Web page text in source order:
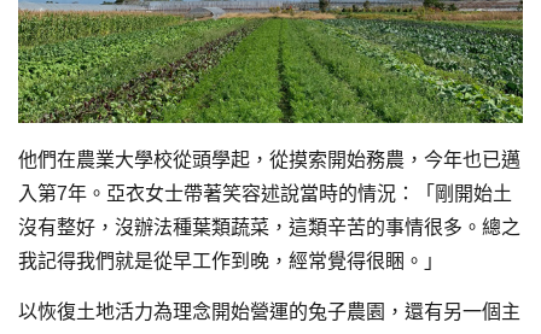
他們在農業大學校從頭學起，從摸索開始務農，今年也已邁
入第7年。亞衣女士帶著笑容述說當時的情況：「剛開始土
沒有整好，沒辦法種葉類蔬菜，這類辛苦的事情很多。總之
我記得我們就是從早工作到晚，經常覺得很睏。」
以恢復土地活力為理念開始營運的兔子農園，還有另一個主